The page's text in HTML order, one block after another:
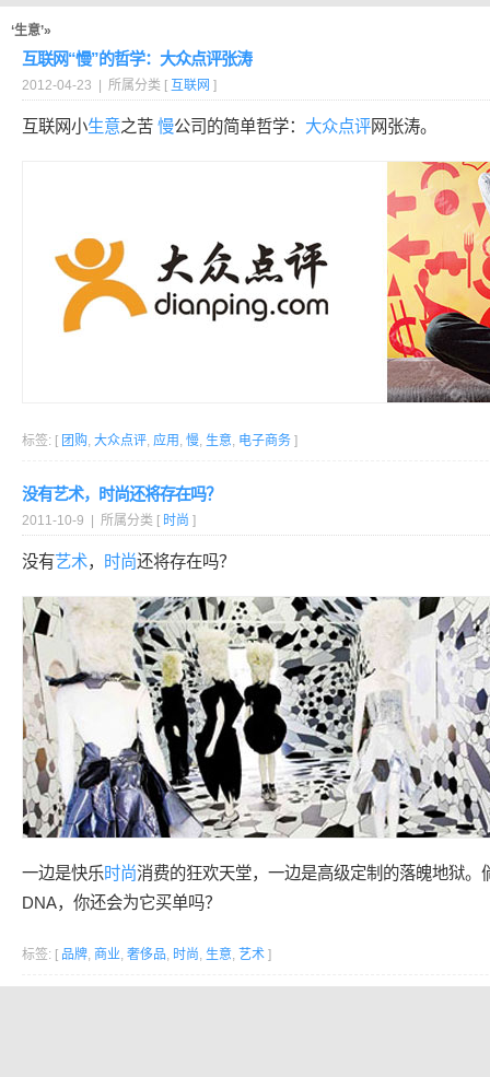
‘生意’»
互联网“慢”的哲学：大众点评张涛
2012-04-23 | 所属分类 [ 互联网 ]
互联网小生意之苦 慢公司的简单哲学： 大众点评网张涛。
标签: [ 团购, 大众点评, 应用 , 慢, 生意, 电子商务 ]
没有艺术，时尚还将存在吗？
2011-10-9 | 所属分类 [ 时尚 ]
没有艺术， 时尚还将存在吗？
一边是快乐时尚消费的狂欢天堂，一边是高级定制的落魄地狱。
DNA，你还会为它买单吗？
标签: [ 品牌, 商业, 奢侈品, 时尚, 生意, 艺术 ]